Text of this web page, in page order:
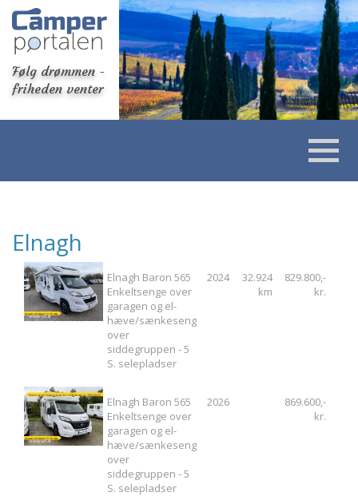
Følg drømmen -
friheden venter
Elnagh
Elnagh Baron 565
Enkeltsenge over
garagen og el-
hæve/sænkeseng
over
siddegruppen - 5
S. selepladser
2024
32.924
km
829.800,-
kr.
Elnagh Baron 565
Enkeltsenge over
garagen og el-
hæve/sænkeseng
over
siddegruppen - 5
S. selepladser
2026
869.600,-
kr.